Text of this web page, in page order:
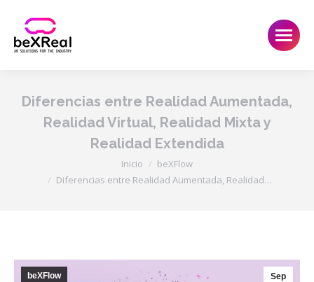
Diferencias entre Realidad Aumentada,
Realidad Virtual, Realidad Mixta y
Realidad Extendida
Inicio
beXFlow
Diferencias entre Realidad Aumentada, Realidad…
Sep
beXFlow